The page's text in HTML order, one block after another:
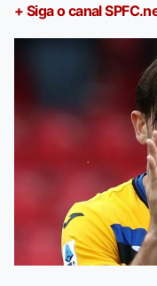
+ Siga o canal